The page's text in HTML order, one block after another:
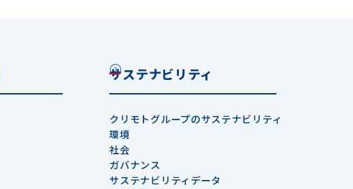
サステナビリティ
クリモトグループのサステナビリティ
環境
社会
ガバナンス
サステナビリティデータ